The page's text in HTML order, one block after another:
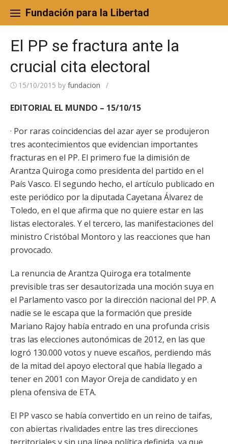
content
Fundación para la Libertad
El PP se fractura ante la
crucial cita electoral
15/10/2015 by fundacion /
EDITORIAL EL MUNDO – 15/10/15
· Por raras coincidencias del azar ayer se produjeron
tres acontecimientos que evidencian importantes
fracturas en el PP. El primero fue la dimisión de
Arantza Quiroga como presidenta del partido en el
País Vasco. El segundo hecho, el artículo publicado en
este periódico por la diputada Cayetana Álvarez de
Toledo, en el que afirma que no quiere estar en las
listas electorales. Y el tercero, las manifestaciones del
ministro Cristóbal Montoro y las reacciones que han
provocado.
La renuncia de Arantza Quiroga era totalmente
previsible tras ser desautorizada una moción suya en
el Parlamento vasco por la dirección nacional del PP. A
nadie se le escapa que la formación que preside
Mariano Rajoy había entrado en una profunda crisis
tras las elecciones autonómicas de 2012, en las que
logró 130.000 votos y nueve escaños, perdiendo más
de la mitad del apoyo electoral que había llegado a
tener en 2001 con Mayor Oreja de candidato y en
plena ofensiva de ETA.
El PP vasco se había convertido en un reino de taifas,
con abiertas rivalidades entre las tres direcciones